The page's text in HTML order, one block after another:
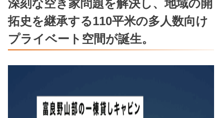
深刻な空き家問題を解決し、地域の開
拓史を継承する110平米の多人数向け
プライベート空間が誕生。